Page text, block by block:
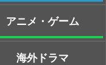
アニメ・ゲーム
海外ドラマ